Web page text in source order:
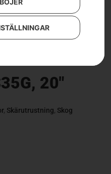
20″
, Skärutrustning, Skog